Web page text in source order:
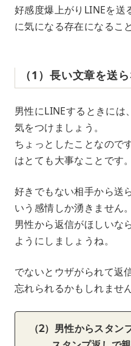
好感度爆上がりLINEを送
に気になる存在になるこ
（1）長い文章を送
男性にLINEするときには
気をつけましょう。
ちょっとしたことなので
はとても大事なことです。
好きでもない相手から送
いう感情しか湧きません。
男性から返信がほしいな
ようにしましょうね。
でないとウザがられて返
忘れられるかもしれません
（2）男性からスタン